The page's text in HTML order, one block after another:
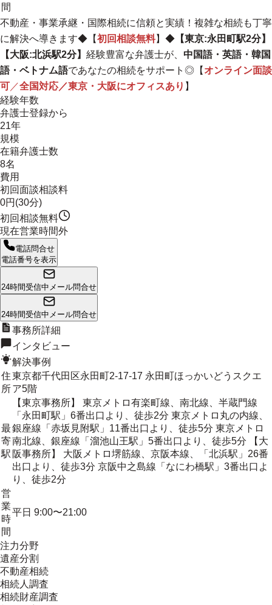
間
不動産・事業承継・国際相続に信頼と実績！複雑な相続も丁寧
に解決へ導きます◆【初回相談無料】◆ 【東京:永田町駅2分】
【大阪:北浜駅2分】 経験豊富な弁護士が、 中国語・英語・韓国
語・ベトナム語であなたの相続をサポート◎【 オンライン面談
可 ／全国対応／東京・大阪にオフィスあり 】
経験年数
弁護士登録から
21年
規模
在籍弁護士数
8名
費用
初回面談相談料
0円(30分)
初回相談無料
現在営業時間外
電話問合せ
電話番号を表示
24時間受信中 メール問合せ
24時間受信中 メール問合せ
事務所詳細
インタビュー
解決事例
住
所
東京都千代田区永田町2-17-17 永田町ほっかいどうスクエ
ア5階
最
寄
駅
【東京事務所】 東京メトロ有楽町線、南北線、半蔵門線
「永田町駅」6番出口より、徒歩2分 東京メトロ丸の内線、
銀座線「赤坂見附駅」11番出口より、徒歩5分 東京メトロ
南北線、銀座線「溜池山王駅」5番出口より、徒歩5分 【大
阪事務所】 大阪メトロ堺筋線、京阪本線、「北浜駅」26番
出口より、徒歩3分 京阪中之島線「なにわ橋駅」3番出口よ
り、徒歩2分
営
業
時
間
平日 9:00〜21:00
注力分野
遺産分割
不動産相続
相続人調査
相続財産調査